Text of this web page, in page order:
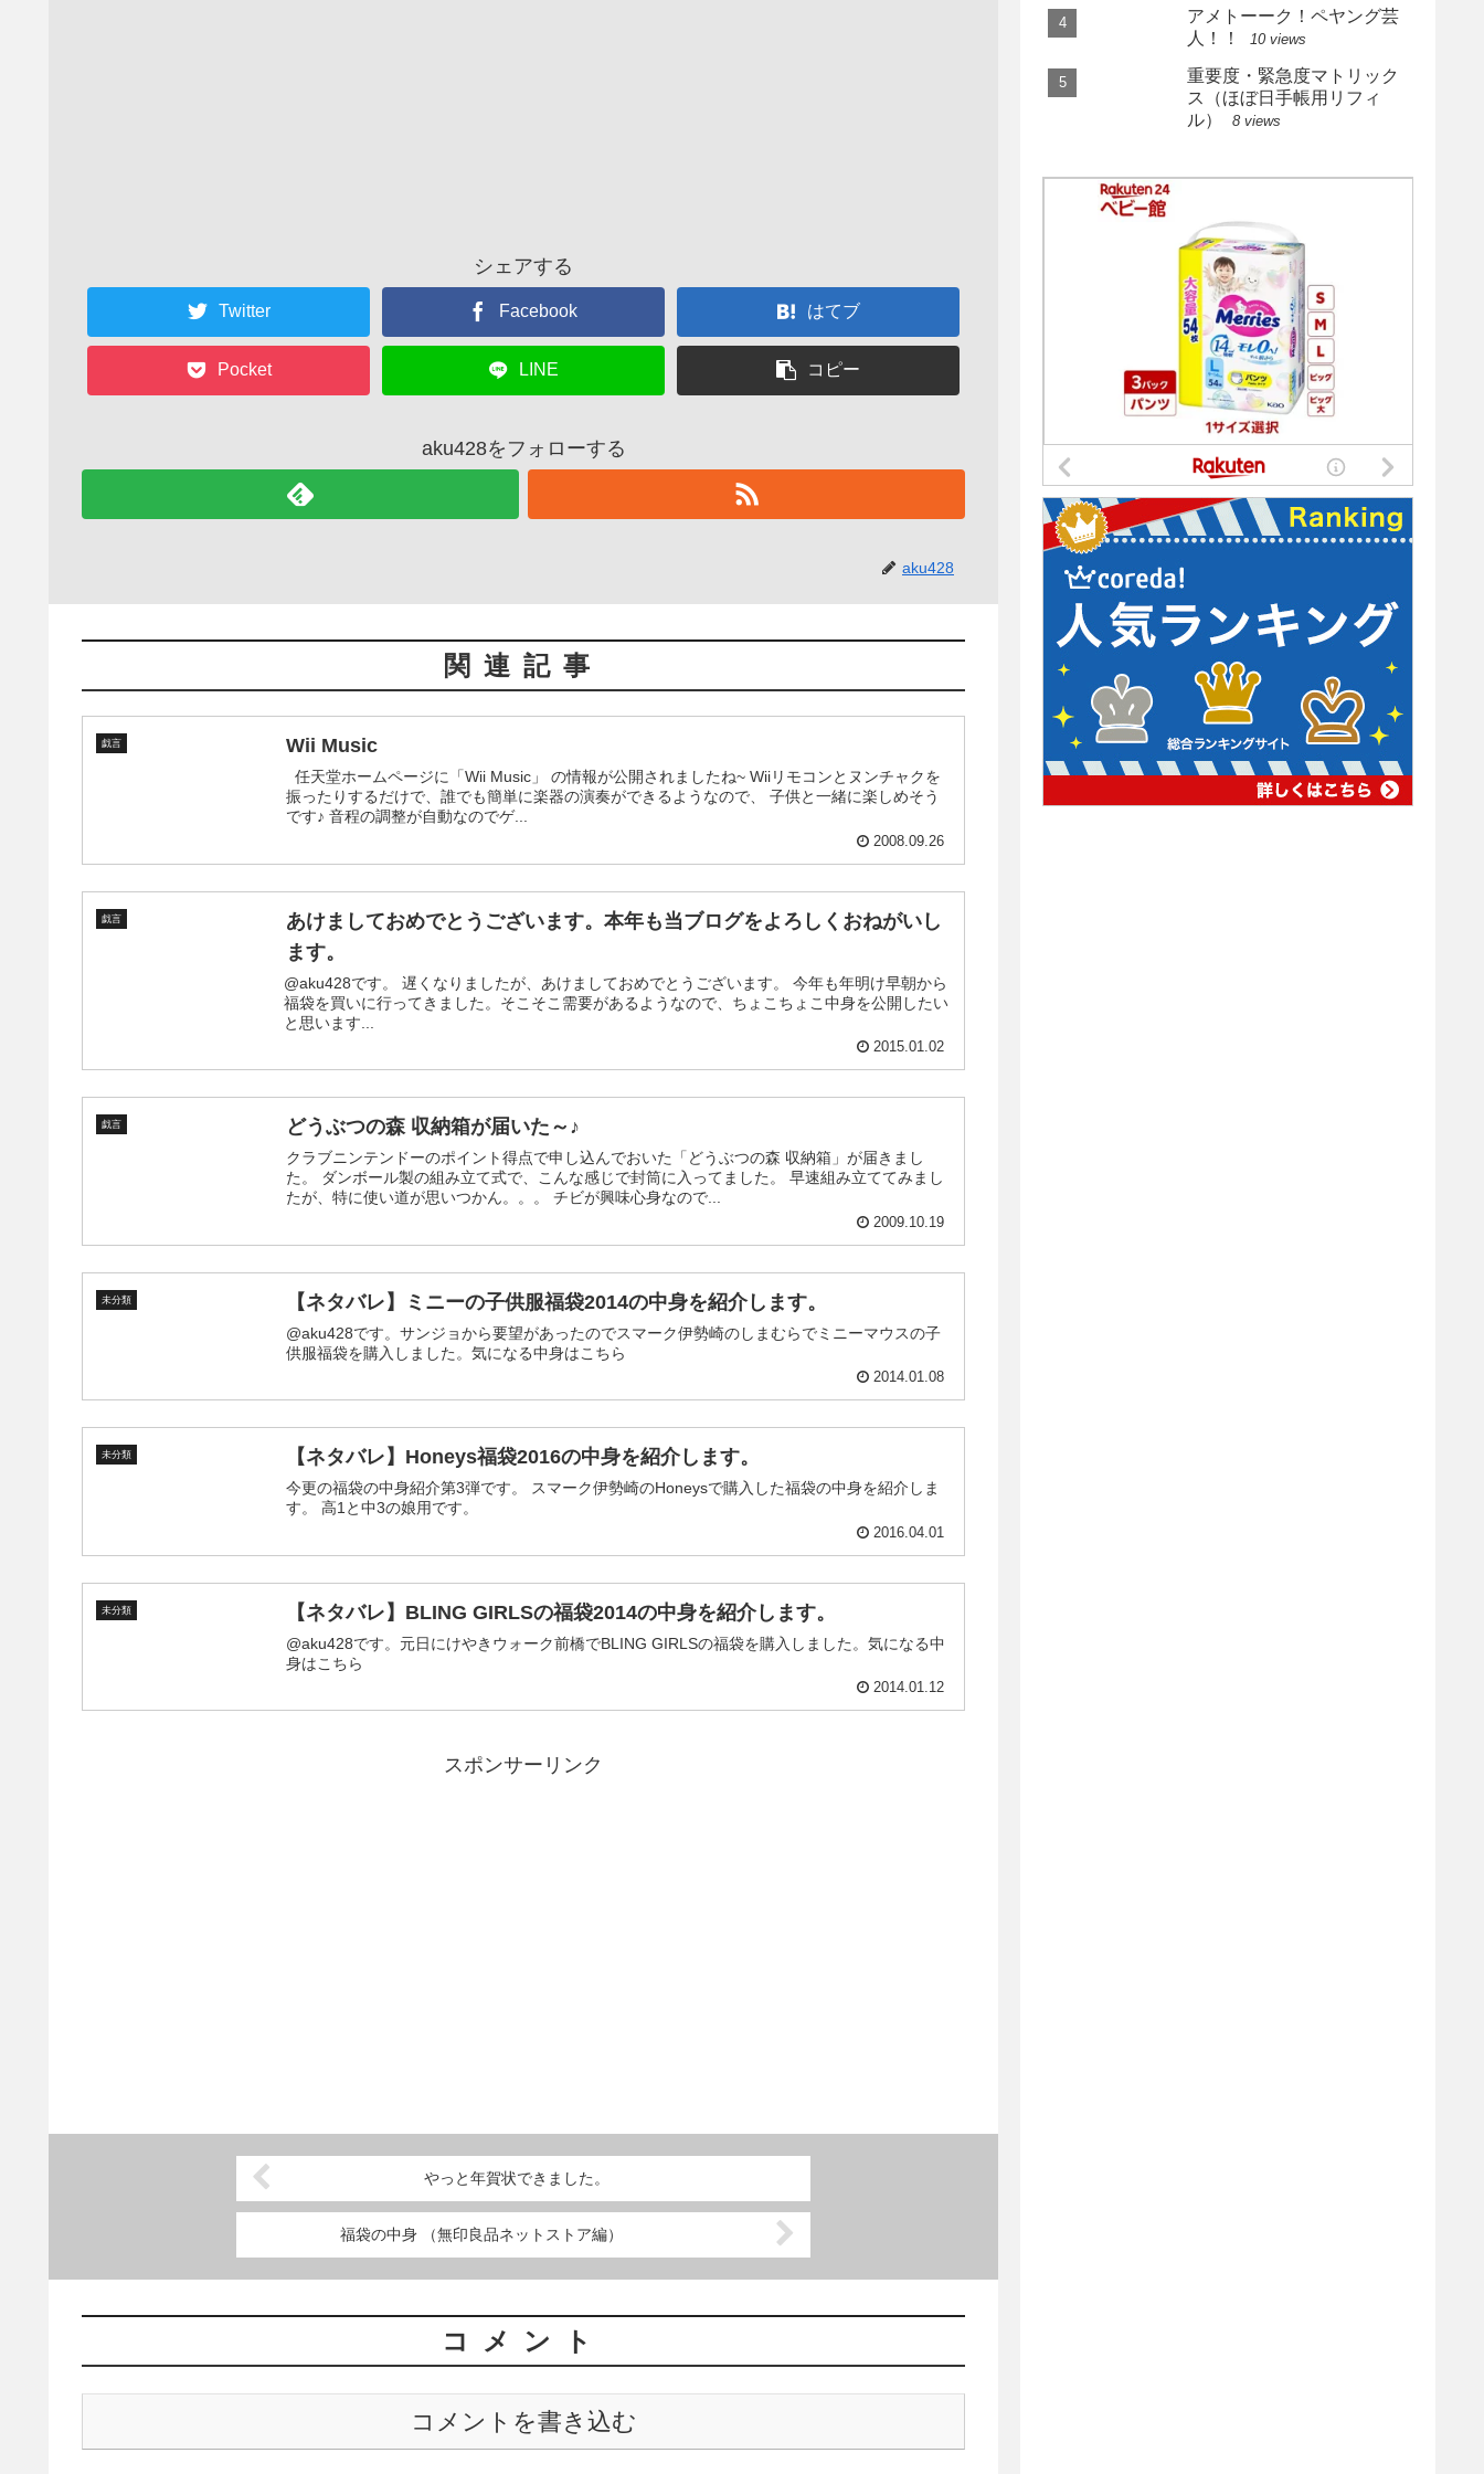
シェアする
Twitter Facebook はてブ
Pocket LINE コピー
aku428をフォローする
aku428
関連記事
戯言 Wii Music
任天堂ホームページに「Wii Music」 の情報が公開されましたね~ Wiiリモコンとヌンチャクを
振ったりするだけで、誰でも簡単に楽器の演奏ができるようなので、 子供と一緒に楽しめそう
です♪ 音程の調整が自動なのでゲ...
2008.09.26
戯言
あけましておめでとうございます。本年も当ブログをよろしくおねがいし
ます。
@aku428です。 遅くなりましたが、あけましておめでとうございます。 今年も年明け早朝から
福袋を買いに行ってきました。そこそこ需要があるようなので、ちょこちょこ中身を公開したい
と思います...
2015.01.02
戯言 どうぶつの森 収納箱が届いた～♪
クラブニンテンドーのポイント得点で申し込んでおいた「どうぶつの森 収納箱」が届きまし
た。 ダンボール製の組み立て式で、こんな感じで封筒に入ってました。 早速組み立ててみまし
たが、特に使い道が思いつかん。。。 チビが興味心身なので...
2009.10.19
未分類 【ネタバレ】ミニーの子供服福袋2014の中身を紹介します。
@aku428です。サンジョから要望があったのでスマーク伊勢崎のしまむらでミニーマウスの子
供服福袋を購入しました。気になる中身はこちら
2014.01.08
未分類 【ネタバレ】Honeys福袋2016の中身を紹介します。
今更の福袋の中身紹介第3弾です。 スマーク伊勢崎のHoneysで購入した福袋の中身を紹介しま
す。 高1と中3の娘用です。
2016.04.01
未分類 【ネタバレ】BLING GIRLSの福袋2014の中身を紹介します。
@aku428です。元日にけやきウォーク前橋でBLING GIRLSの福袋を購入しました。気になる中
身はこちら
2014.01.12
スポンサーリンク
やっと年賀状できました。
福袋の中身 （無印良品ネットストア編）
コメント
コメントを書き込む
アメトーーク！ペヤング芸
人！！
10 views
重要度・緊急度マトリック
ス（ほぼ日手帳用リフィ
ル）
8 views